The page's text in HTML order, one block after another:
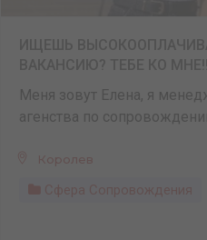
Меня зовут Елена, я
агенства по
Королев
Сфера Сопровождения